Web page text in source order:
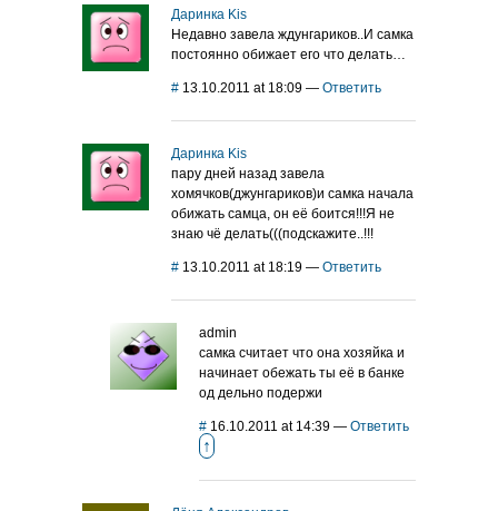
Даринка Kis
Недавно завела ждунгариков..И самка
постоянно обижает его что делать…
# 13.10.2011 at 18:09 — Ответить
Даринка Kis
пару дней назад завела
хомячков(джунгариков)и самка начала
обижать самца, он её боится!!!Я не
знаю чё делать(((подскажите..!!!
# 13.10.2011 at 18:19 — Ответить
admin
самка считает что она хозяйка и
начинает обежать ты её в банке
од дельно подержи
# 16.10.2011 at 14:39 — Ответить
↑